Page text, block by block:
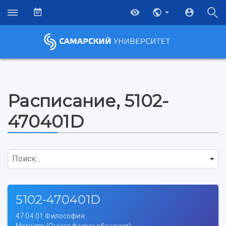
НАЗАД
Расписание, 5102-
470401D
Поиск...
5102-470401D
47.04.01 Философия